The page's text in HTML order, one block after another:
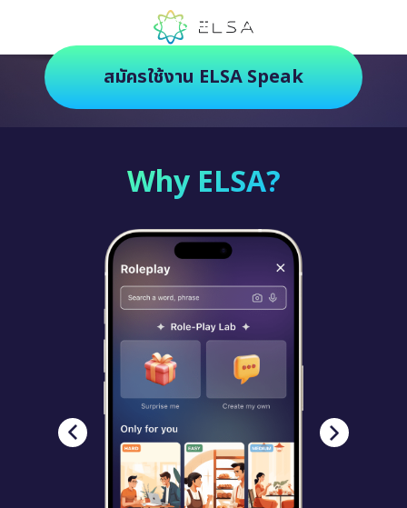
ตัวช่วยฝึกภาษายุคใหม่ ฝึกสนุกยิ่งกว่า
สมัครใช้งาน ELSA Speak
Why ELSA?